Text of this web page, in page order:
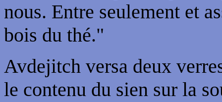
nous. Entre seulement et
bois du thé."
Avdejitch versa deux
le contenu du sien sur la